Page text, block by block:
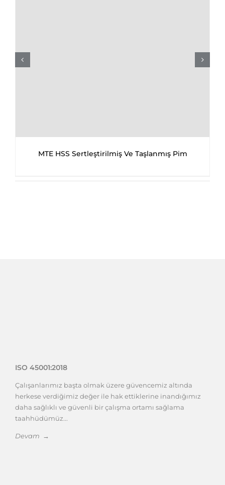
MTE HSS Sertleştirilmiş Ve Taşlanmış Pim
ISO 45001:2018
Çalışanlarımız başta olmak üzere güvencemiz altında
herkese verdiğimiz değer ile hak ettiklerine inandığımız
daha sağlıklı ve güvenli bir çalışma ortamı sağlama
taahhüdümüz...
Devam →